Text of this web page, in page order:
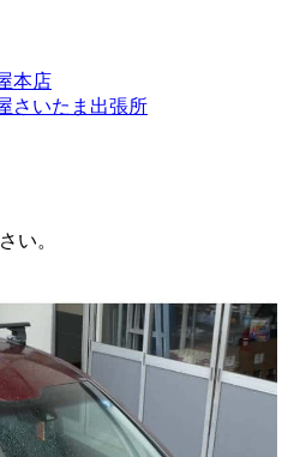
本店
さいたま出張所
い。